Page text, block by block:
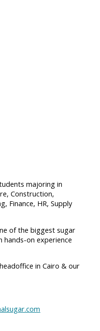
majoring in
Construction,
Finance, HR, Supply
of the biggest sugar
hands-on experience
in Cairo & our